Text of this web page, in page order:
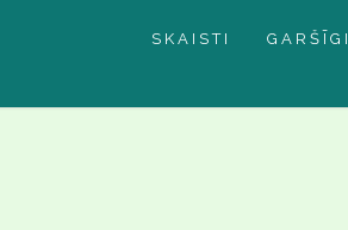
SKAISTI GARŠĪGI